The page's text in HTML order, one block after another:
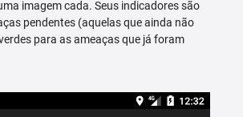
imagem cada. Seus indicadores são
pendentes (aquelas que ainda não
para as ameaças que já foram